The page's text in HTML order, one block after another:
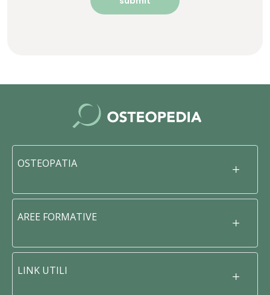
OSTEOPATIA
AREE FORMATIVE
LINK UTILI